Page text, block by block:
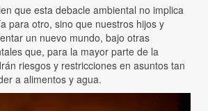
que esta debacle ambiental no implica
para otro, sino que nuestros hijos y
un nuevo mundo, bajo otras
que, para la mayor parte de la
riesgos y restricciones en asuntos tan
a alimentos y agua.